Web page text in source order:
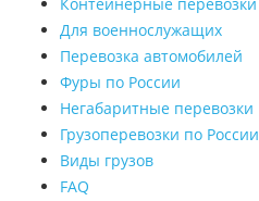
Для военнослужащих
Перевозка автомобилей
Фуры по России
Негабаритные перевозки
Грузоперевозки по России
Виды грузов
FAQ